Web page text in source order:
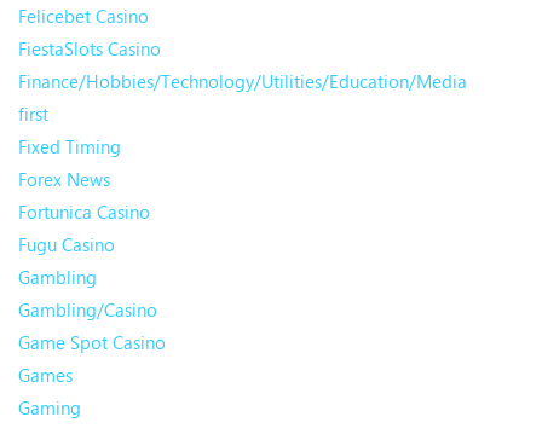
Felicebet Casino
FiestaSlots Casino
Finance/Hobbies/Technology/Utilities/Education/Media
first
Fixed Timing
Forex News
Fortunica Casino
Fugu Casino
Gambling
Gambling/Casino
Game Spot Casino
Games
Gaming